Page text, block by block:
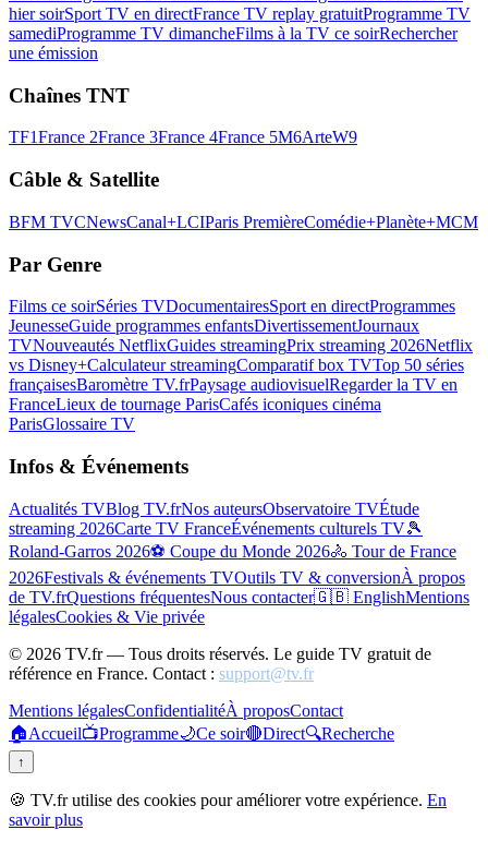
hier soirSport TV en directFrance TV replay gratuitProgramme TV
samediProgramme TV dimancheFilms à la TV ce soirRechercher
une émission
Chaînes TNT
TF1France 2France 3France 4France 5M6ArteW9
Câble & Satellite
BFM TVCNewsCanal+LCIParis PremièreComédie+Planète+MCM
Par Genre
Films ce soirSéries TVDocumentairesSport en directProgrammes
JeunesseGuide programmes enfantsDivertissementJournaux
TVNouveautés NetflixGuides streamingPrix streaming 2026Netflix
vs Disney+Calculateur streamingComparatif box TVTop 50 séries
françaisesBaromètre TV.frPaysage audiovisuelRegarder la TV en
FranceLieux de tournage ParisCafés iconiques cinéma
ParisGlossaire TV
Infos & Événements
Actualités TVBlog TV.frNos auteursObservatoire TVÉtude
streaming 2026Carte TV FranceÉvénements culturels TV🎾
Roland-Garros 2026⚽ Coupe du Monde 2026🚴 Tour de France
2026Festivals & événements TVOutils TV & conversionÀ propos
de TV.frQuestions fréquentesNous contacter🇬🇧 EnglishMentions
légalesCookies & Vie privée
© 2026 TV.fr — Tous droits réservés. Le guide TV gratuit de
référence en France. Contact : support@tv.fr
Mentions légalesConfidentialitéÀ proposContact
🏠Accueil📺Programme🌙Ce soir🔴Direct🔍Recherche
↑
🍪 TV.fr utilise des cookies pour améliorer votre expérience. En
savoir plus